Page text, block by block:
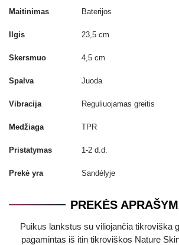
Maitinimas Baterijos
Ilgis 23,5 cm
Skersmuo 4,5 cm
Spalva Juoda
Vibracija Reguliuojamas greitis
Medžiaga TPR
Pristatymas 1-2 d.d.
Prekė yra Sandėlyje
PREKĖS
Puikus lankstus su viliojančia tikroviška
pagamintas iš itin tikroviškos Nature